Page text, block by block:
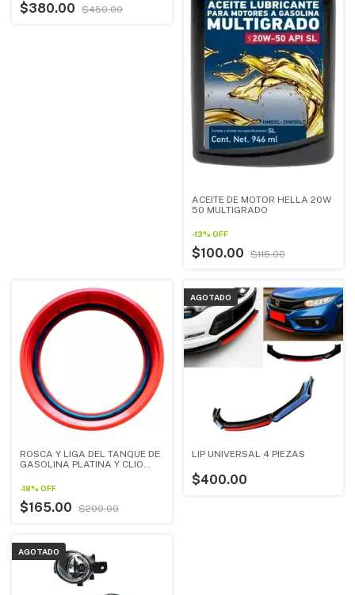
$380.00 $450.00
ACEITE DE MOTOR HELLA 20W
50 MULTIGRADO
-13% OFF
$100.00 $115.00
ROSCA Y LIGA DEL TANQUE DE
GASOLINA PLATINA Y CLIO
-18% OFF
$165.00 $200.00
AGOTADO
LIP UNIVERSAL 4 PIEZAS
$400.00
AGOTADO